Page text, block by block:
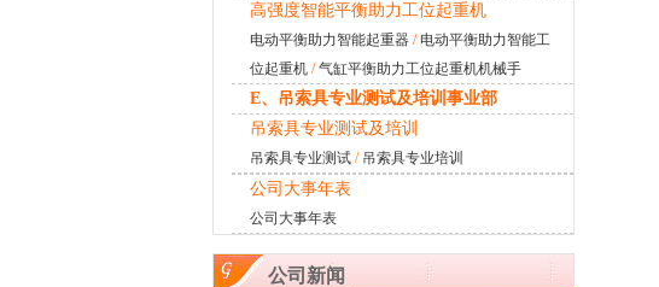
高强度智能平衡助力工位起重机
电动平衡助力智能起重器 / 电动平衡助力智能工
位起重机 /气缸平衡助力工位起重机机械手
E、吊索具专业测试及培训事业部
吊索具专业测试及培训
吊索具专业测试 / 吊索具专业培训
公司大事年表
公司大事年表
公司新闻